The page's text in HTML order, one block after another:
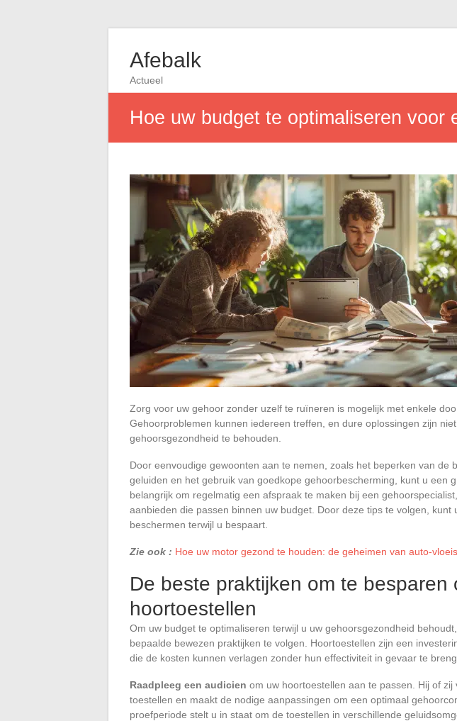
Afebalk
Actueel
Hoe uw budget te optimaliseren voor
Zorg voor uw gehoor zonder uzelf te ruïneren is mogelijk met enkele
Gehoorproblemen kunnen iedereen treffen, en dure oplossingen zijn
gehoorsgezondheid te behouden.
Door eenvoudige gewoonten aan te nemen, zoals het beperken van de
geluiden en het gebruik van goedkope gehoorbescherming, kunt u een
belangrijk om regelmatig een afspraak te maken bij een
aanbieden die passen binnen uw budget. Door deze tips te volgen, kunt
beschermen terwijl u bespaart.
Zie ook : Hoe uw motor gezond te houden: de geheimen van auto-
De beste praktijken om te besparen
hoortoestellen
Om uw budget te optimaliseren terwijl u uw gehoorsgezondheid
bepaalde bewezen praktijken te volgen. Hoortoestellen zijn een
die de kosten kunnen verlagen zonder hun effectiviteit in gevaar te
Raadpleeg een audicien om uw hoortoestellen aan te passen. Hij of
toestellen en maakt de nodige aanpassingen om een optimaal
proefperiode stelt u in staat om de toestellen in verschillende